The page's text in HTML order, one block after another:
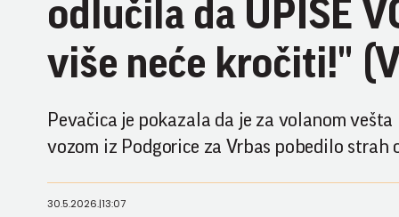
odlučila da UPIŠE
više neće kročiti!"
Pevačica je pokazala da je za volanom
vozom iz Podgorice za Vrbas pobedilo strah
30.5.2026.|13:07